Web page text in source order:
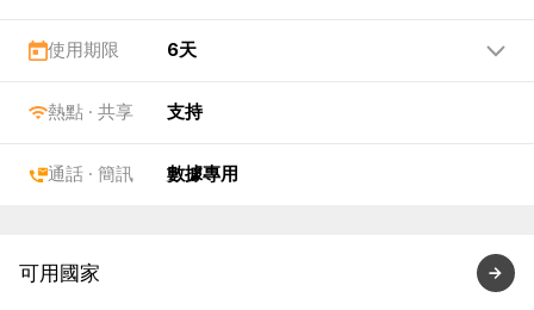
使用期限 6天
熱點 · 共享 支持
通話 · 簡訊 數據專用
可用國家